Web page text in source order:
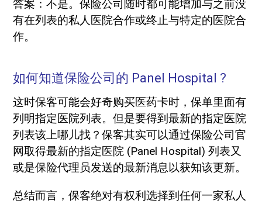
答案：不是。保险公司随时都可能增加与之前没
有在列表的私人医院合作或终止与特定的医院合
作。
如何知道保险公司的 Panel Hospital ?
这时保客可能会好奇购买医药卡时，保单里面有
列明指定医院列表。但是要得到最新的指定医院
列表该上哪儿找？保客其实可以通过保险公司官
网取得最新的指定医院 (Panel Hospital) 列表又
或是保险代理员发送的最新消息以获知该更新。
总结而言，保客绝对有权利选择到任何一家私人